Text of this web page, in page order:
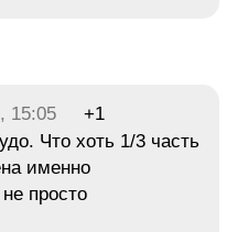
15:05
+1
Что хоть 1/3 часть
именно
просто